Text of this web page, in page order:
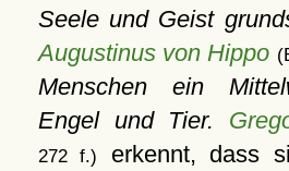
Seele und Geist
Augustinus von Hippo
Menschen ein
Engel und Tier.
272 f.)
erkennt, dass